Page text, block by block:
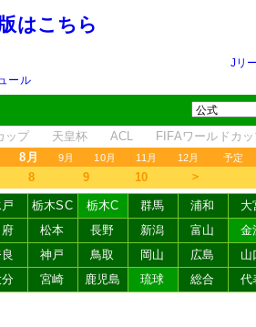
はこちら
Jリ
ール
ップ 天皇杯 ACL FIFAワールドカ
8月 9月 10月 11月 12月 予定
8 9 10 ＞
栃木SC 栃木C 群馬 浦和 大
松本 長野 新潟 富山 金
神戸 鳥取 岡山 広島 山
分 宮崎 鹿児島 琉球 総合 代